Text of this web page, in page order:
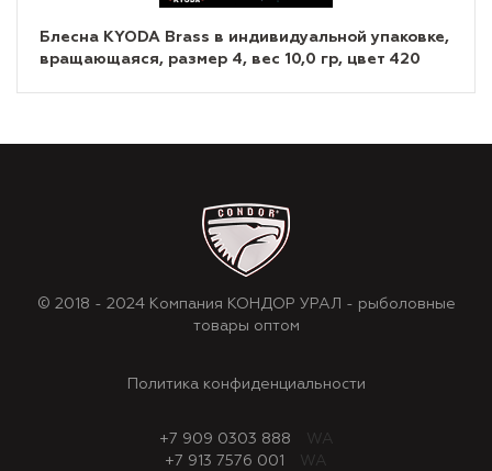
Блесна KYODA Brass в индивидуальной упаковке,
вращающаяся, размер 4, вес 10,0 гр, цвет 420
© 2018 - 2024 Компания КОНДОР УРАЛ - рыболовные
товары оптом
Политика конфиденциальности
+7 909 0303 888
WA
+7 913 7576 001
WA